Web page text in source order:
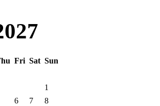
Fri Sat Sun
1
6 7
8